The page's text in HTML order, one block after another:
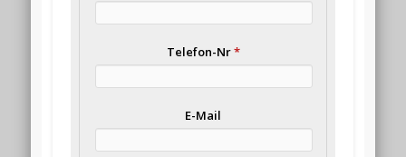
Telefon-Nr*
E-Mail